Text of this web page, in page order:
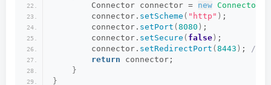
        Connector connector =
new Connector
        connector.
setScheme ( "http" ) ;
        connector.
setPort ( 8080 ) ;
        connector.
setSecure ( false ) ;
        connector.
setRedirectPort ( 8443 ) ;
// 重
return connector;
}
}